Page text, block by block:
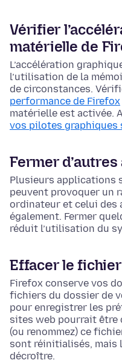
Vérifier
matérielle de
L’accélération
l’utilisation de la
de circonstances.
performance de Firefox
matérielle est activée.
vos pilotes graphiques
Fermer
Plusieurs applications
peuvent provoquer un
ordinateur et celui des
également. Fermer
réduit l’utilisation du
Effacer le
Firefox conserve vos
fichiers du dossier de
pour enregistrer les
sites web pourrait être
(ou renommez) ce
sont réinitialisés, mais
décroître.